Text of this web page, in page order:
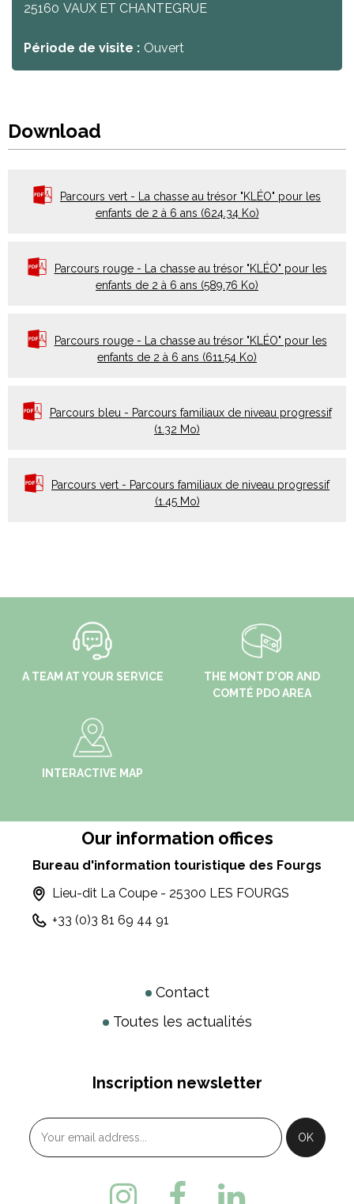
25160 VAUX ET CHANTEGRUE
Période de visite : Ouvert
Download
Parcours vert - La chasse au trésor "KLÉO" pour les
enfants de 2 à 6 ans (624.34 Ko)
Parcours rouge - La chasse au trésor "KLÉO" pour les
enfants de 2 à 6 ans (589.76 Ko)
Parcours rouge - La chasse au trésor "KLÉO" pour les
enfants de 2 à 6 ans (611.54 Ko)
Parcours bleu - Parcours familiaux de niveau progressif
(1.32 Mo)
Parcours vert - Parcours familiaux de niveau progressif
(1.45 Mo)
A TEAM AT YOUR SERVICE
THE MONT D'OR AND
COMTÉ PDO AREA
INTERACTIVE MAP
Our information offices
Bureau d'information touristique des Fourgs
Lieu-dit La Coupe - 25300 LES FOURGS
+33 (0)3 81 69 44 91
Contact
Toutes les actualités
Inscription newsletter